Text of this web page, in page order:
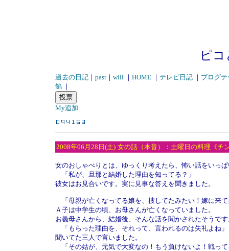
ピ
過去の日記｜ past｜ will｜ HOME｜ テレビ日記｜ ブログ
餡｜
My追加
2008年06月28日(土) 女の話（本音）：土曜日の料理《チ
女のおしゃべりとは、ゆっくり考えたら、怖い話をいっ
「私が、旦那と結婚した理由を知ってる？」
彼女はお見合いです。実に見事な答えを聞きました。
「母親が亡くなってる娘を、捜してたみたい！嫁に来
Ａ子は中学生の頃、お母さんが亡くなっていました。
お義母さんから、結婚後、そんな話を聞かされたそうです
「もらった理由を、それって、言われるのは失礼よね」
聞いてた三人で言いました。
「その姑が、元気で大変なの！もう負けないよ！戦っ